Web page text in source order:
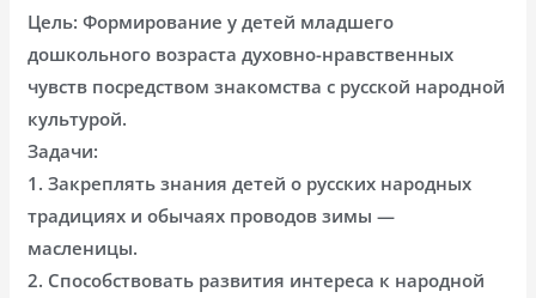
Цель: Формирование у детей младшего
дошкольного возраста духовно-нравственных
чувств посредством знакомства с русской народной
культурой.
Задачи:
1. Закреплять знания детей о русских народных
традициях и обычаях проводов зимы —
масленицы.
2. Способствовать развития интереса к народной